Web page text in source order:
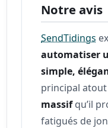
Notre avis
SendTidings
automatiser
simple,
principal
massifqu’il
fatigués de